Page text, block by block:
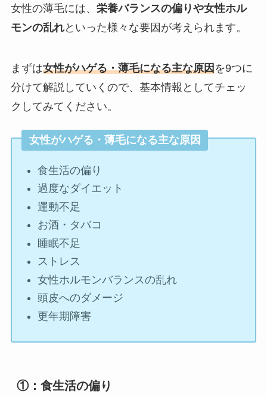
女性の薄毛には、 栄養バランスの偏りや女性ホル
モンの乱れといった様々な要因が考えられます。
まずは女性がハゲる・薄毛になる主な原因を9つに
分けて解説していくので、基本情報としてチェッ
クしてみてください。
女性がハゲる・薄毛になる主な原因
食生活の偏り
過度なダイエット
運動不足
お酒・タバコ
睡眠不足
ストレス
女性ホルモンバランスの乱れ
頭皮へのダメージ
更年期障害
①：食生活の偏り